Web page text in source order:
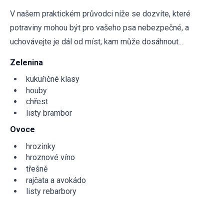
V našem praktickém průvodci níže se dozvíte, které
potraviny mohou být pro vašeho psa nebezpečné, a
uchovávejte je dál od míst, kam může dosáhnout...
Zelenina
kukuřičné klasy
houby
chřest
listy brambor
Ovoce
hrozinky
hroznové víno
třešně
rajčata a avokádo
listy rebarbory